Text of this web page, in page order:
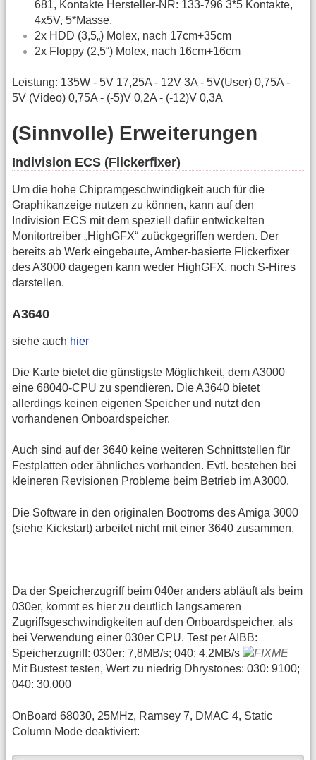
681, Kontakte Hersteller-NR: 133-796 3*5 Kontakte,
4x5V, 5*Masse,
2x HDD (3,5„) Molex, nach 17cm+35cm
2x Floppy (2,5“) Molex, nach 16cm+16cm
Leistung: 135W - 5V 17,25A - 12V 3A - 5V(User) 0,75A -
5V (Video) 0,75A - (-5)V 0,2A - (-12)V 0,3A
(Sinnvolle) Erweiterungen
Indivision ECS (Flickerfixer)
Um die hohe Chipramgeschwindigkeit auch für die
Graphikanzeige nutzen zu können, kann auf den
Indivision ECS mit dem speziell dafür entwickelten
Monitortreiber „HighGFX“ zuückgegriffen werden. Der
bereits ab Werk eingebaute, Amber-basierte Flickerfixer
des A3000 dagegen kann weder HighGFX, noch S-Hires
darstellen.
A3640
siehe auch hier
Die Karte bietet die günstigste Möglichkeit, dem A3000
eine 68040-CPU zu spendieren. Die A3640 bietet
allerdings keinen eigenen Speicher und nutzt den
vorhandenen Onboardspeicher.
Auch sind auf der 3640 keine weiteren Schnittstellen für
Festplatten oder ähnliches vorhanden. Evtl. bestehen bei
kleineren Revisionen Probleme beim Betrieb im A3000.
Die Software in den originalen Bootroms des Amiga 3000
(siehe Kickstart) arbeitet nicht mit einer 3640 zusammen.
Da der Speicherzugriff beim 040er anders abläuft als beim
030er, kommt es hier zu deutlich langsameren
Zugriffsgeschwindigkeiten auf den Onboardspeicher, als
bei Verwendung einer 030er CPU. Test per AIBB:
Speicherzugriff: 030er: 7,8MB/s; 040: 4,2MB/s
Mit Bustest testen, Wert zu niedrig Dhrystones: 030: 9100;
040: 30.000
OnBoard 68030, 25MHz, Ramsey 7, DMAC 4, Static
Column Mode deaktiviert: